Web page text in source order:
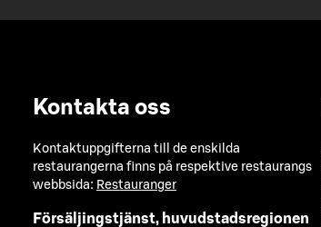
Kontakta oss
Kontaktuppgifterna till de enskilda
restaurangerna finns på respektive restaurangs
webbsida: Restauranger
Försäljingstjänst, huvudstadsregionen